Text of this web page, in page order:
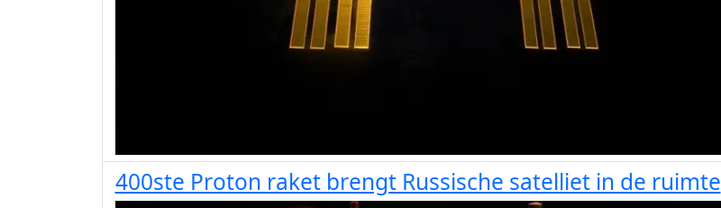
400ste Proton raket brengt Russische satelliet in de ruimte